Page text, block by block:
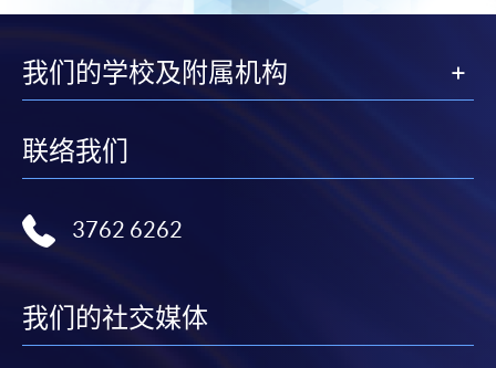
我们的学校及附属机构
联络我们
3762 6262
我们的社交媒体